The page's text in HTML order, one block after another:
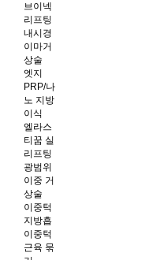
브이넥
리프팅
내시경
이마거
상술
엣지
PRP/나
노 지방
이식
엘라스
티꿈 실
리프팅
광범위
이중 거
상술
이중턱
지방흡
이중턱
근육 묶